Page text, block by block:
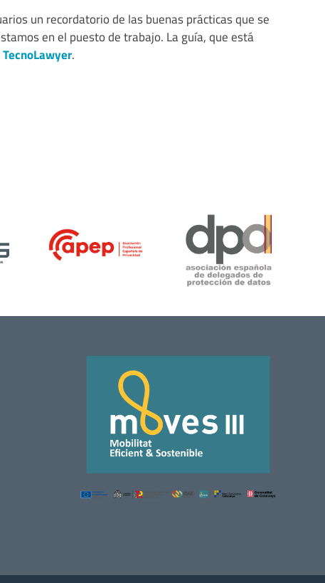
un recordatorio de las buenas prácticas que se
en el puesto de trabajo. La guía, que está
TecnoLawyer.